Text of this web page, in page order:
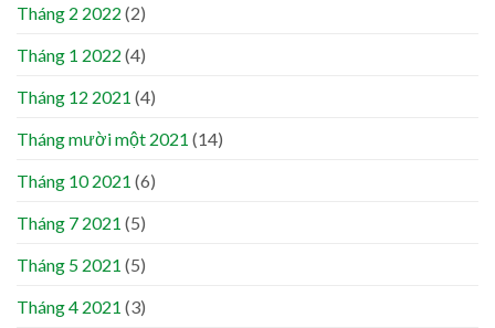
Tháng 2 2022 (2)
Tháng 1 2022 (4)
Tháng 12 2021 (4)
Tháng mười một 2021 (14)
Tháng 10 2021 (6)
Tháng 7 2021 (5)
Tháng 5 2021 (5)
Tháng 4 2021 (3)